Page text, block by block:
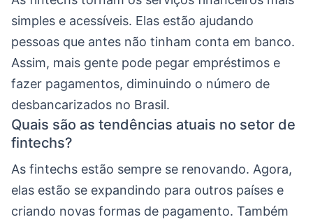
simples e acessíveis. Elas estão ajudando
pessoas que antes não tinham conta em banco.
Assim, mais gente pode pegar empréstimos e
fazer pagamentos, diminuindo o número de
desbancarizados no Brasil.
Quais são as tendências atuais no setor de
fintechs?
As fintechs estão sempre se renovando. Agora,
elas estão se expandindo para outros países e
criando novas formas de pagamento. Também